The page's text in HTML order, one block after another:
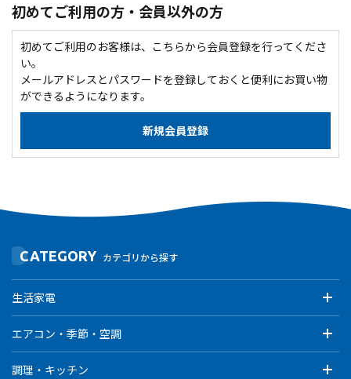
初めてご利用の方・会員以外の方
初めてご利用のお客様は、こちらから会員登録を行ってくださ
い。
メールアドレスとパスワードを登録しておくと便利にお買い物
ができるようになります。
CATEGORY カテゴリから探す
生活家電
エアコン・季節・空調
調理・キッチン